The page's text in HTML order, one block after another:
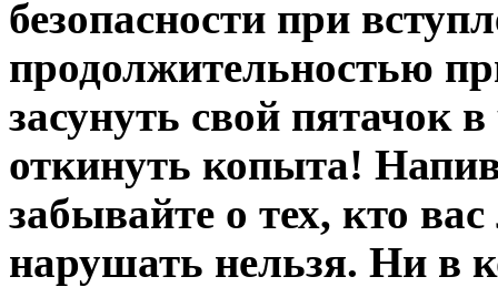
безопасности при
продолжительностью
засунуть свой пятачок
откинуть копыта!
забывайте о тех, кто
нарушать нельзя. Ни в